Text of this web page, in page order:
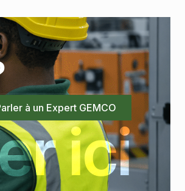
à un Expert GEMCO
ici